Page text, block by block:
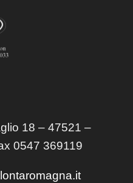
18 – 47521 –
0547 369119